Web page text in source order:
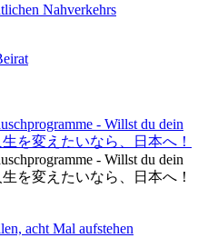
Nahverkehrs
- Willst du dein
生を変えたいなら、日本へ！
- Willst du dein
生を変えたいなら、日本へ！
acht Mal aufstehen